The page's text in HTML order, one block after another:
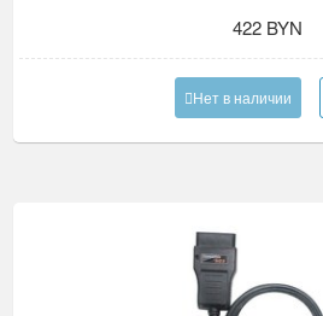
422 BYN
Нет в наличии